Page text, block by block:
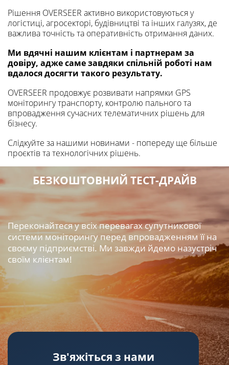
Рішення OVERSEER активно використовуються у
логістиці, агросекторі, будівництві та інших галузях, де
важлива точність та оперативність отримання даних.
Ми вдячні нашим клієнтам і партнерам за
довіру, адже саме завдяки спільній роботі нам
вдалося досягти такого результату.
OVERSEER продовжує розвивати напрямки GPS
моніторингу транспорту, контролю пального та
впровадження сучасних телематичних рішень для
бізнесу.
Слідкуйте за нашими новинами - попереду ще більше
проєктів та технологічних рішень.
БЕЗКОШТОВНИЙ ТЕСТ-ДРАЙВ
Переконайтеся у всіх перевагах супутникової
системи моніторингу перед впровадженням її на
своєму підприємстві. Ми завжди йдемо назустріч
своїм клієнтам!
Зв'яжіться з нами